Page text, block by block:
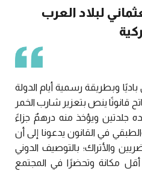
لبلاد العرب
وبطريقة رسمية أيام الدولة
قانونًا ينص بتعزير شارب الخمر
جلدتين ويؤخذ منه درهمٌ جزاءً
في القانون يدعونا إلى أن
والأتراك؛ بالتوصيف الدوني
مكانة وتحضرًا في المجتمع